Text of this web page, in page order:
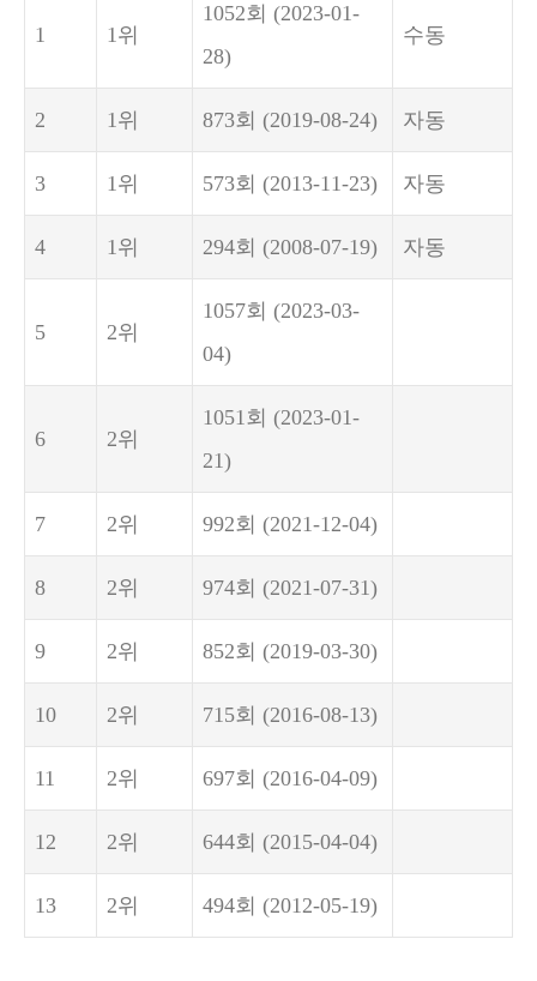
1 1위
1052회 (2023-01-
28)
수동
2 1위 873회 (2019-08-24) 자동
3 1위 573회 (2013-11-23) 자동
4 1위 294회 (2008-07-19) 자동
5 2위
1057회 (2023-03-
04)
6 2위
1051회 (2023-01-
21)
7 2위 992회 (2021-12-04)
8 2위 974회 (2021-07-31)
9 2위 852회 (2019-03-30)
10 2위 715회 (2016-08-13)
11 2위 697회 (2016-04-09)
12 2위 644회 (2015-04-04)
13 2위 494회 (2012-05-19)